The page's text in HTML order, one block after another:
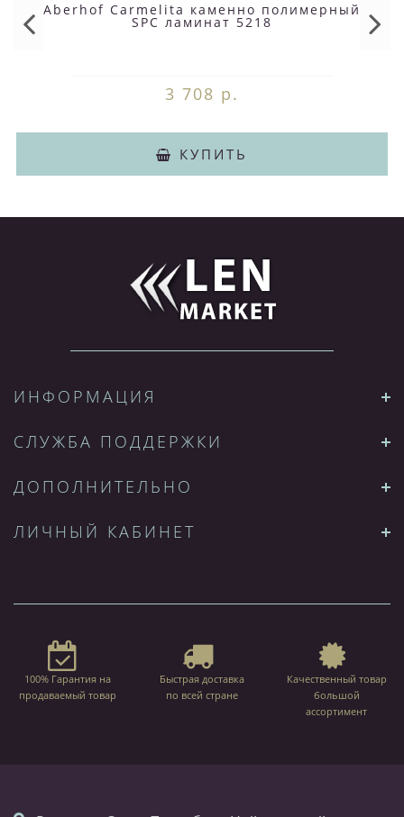
Aberhof Carmelita каменно полимерный
SPC ламинат 5218
3 708 р.
КУПИТЬ
ИНФОРМАЦИЯ
СЛУЖБА ПОДДЕРЖКИ
ДОПОЛНИТЕЛЬНО
ЛИЧНЫЙ КАБИНЕТ
100% Гарантия на
продаваемый товар
Быстрая доставка
по всей стране
Качественный товар
большой
ассортимент